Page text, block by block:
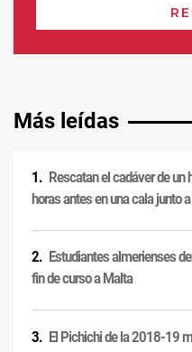
Más leídas
Rescatan el cadáver de
horas antes en una cala junto
Estudiantes almerienses
fin de curso a Malta
El Pichichi de la 2018-19